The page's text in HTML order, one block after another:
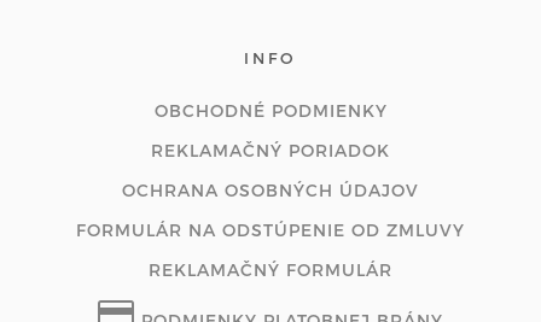
INFO
OBCHODNÉ PODMIENKY
REKLAMAČNÝ PORIADOK
OCHRANA OSOBNÝCH ÚDAJOV
FORMULÁR NA ODSTÚPENIE OD ZMLUVY
REKLAMAČNÝ FORMULÁR